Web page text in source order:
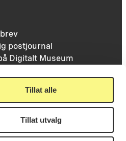
Tillat alle
Tillat utvalg
postjournal
Digitalt Museum